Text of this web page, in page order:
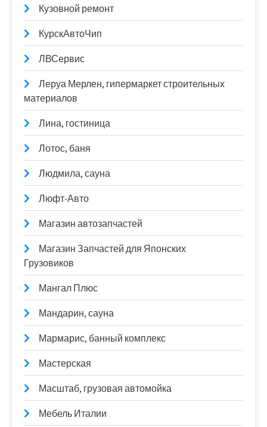
Кузовной ремонт
КурскАвтоЧип
ЛВСервис
Леруа Мерлен, гипермаркет строительных
материалов
Лина, гостиница
Лотос, баня
Людмила, сауна
Люфт-Авто
Магазин автозапчастей
Магазин Запчастей для Японских
Грузовиков
Мангал Плюс
Мандарин, сауна
Мармарис, банный комплекс
Мастерская
Масштаб, грузовая автомойка
Мебель Италии